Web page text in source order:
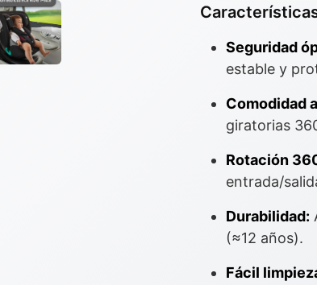
Seguridad
estable y
Comodidad
giratorias
Rotación
entrada/
Durabilidad:
(≈12 años).
Fácil